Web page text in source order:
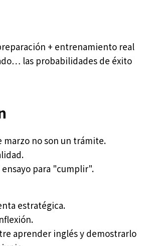
+ entrenamiento real
las probabilidades de éxito
marzo no son un trámite.
para "cumplir".
estratégica.
aprender inglés y demostrarlo